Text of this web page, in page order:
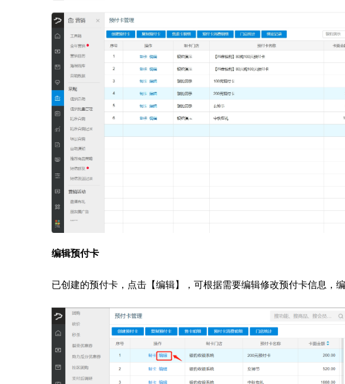
编辑预付卡
已创建的预付卡，点击【编辑】，可根据需要编辑修改预付卡信息，